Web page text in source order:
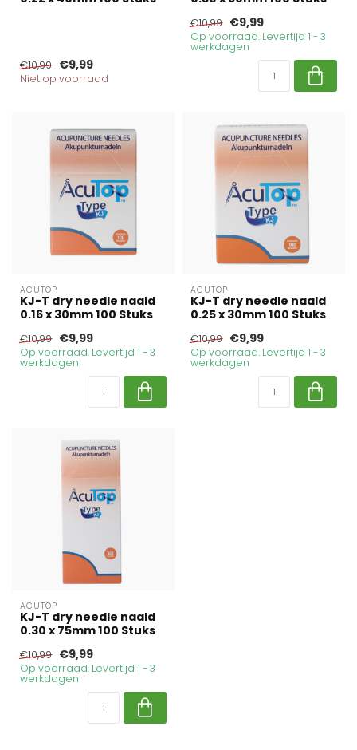
€10,99 €9,99
Niet op voorraad
€10,99 €9,99
Op voorraad. Levertijd 1 - 3
werkdagen
ACUTOP
KJ-T dry needle naald
0.16 x 30mm 100 Stuks
€10,99 €9,99
Op voorraad. Levertijd 1 - 3
werkdagen
ACUTOP
KJ-T dry needle naald
0.25 x 30mm 100 Stuks
€10,99 €9,99
Op voorraad. Levertijd 1 - 3
werkdagen
ACUTOP
KJ-T dry needle naald
0.30 x 75mm 100 Stuks
€10,99 €9,99
Op voorraad. Levertijd 1 - 3
werkdagen